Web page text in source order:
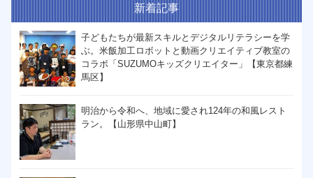
新着記事
子どもたちが最新スキルとデジタルリテラシーを学
ぶ。米飯加工ロボットと動画クリエイティブ教室の
コラボ「SUZUMOキッズクリエイター」【東京都練
馬区】
明治から令和へ、地域に愛され124年の和風レスト
ラン。【山形県中山町】